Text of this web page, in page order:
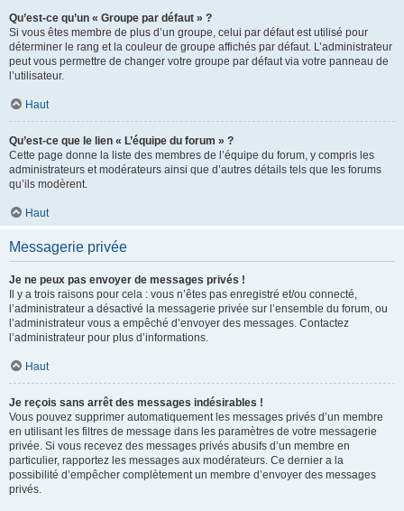
Qu’est-ce qu’un « Groupe par défaut » ?
Si vous êtes membre de plus d’un groupe, celui par défaut est utilisé pour
déterminer le rang et la couleur de groupe affichés par défaut. L’administrateur
peut vous permettre de changer votre groupe par défaut via votre panneau de
l’utilisateur.
Haut
Qu’est-ce que le lien « L’équipe du forum » ?
Cette page donne la liste des membres de l’équipe du forum, y compris les
administrateurs et modérateurs ainsi que d’autres détails tels que les forums
qu’ils modèrent.
Haut
Messagerie privée
Je ne peux pas envoyer de messages privés !
Il y a trois raisons pour cela : vous n’êtes pas enregistré et/ou connecté,
l’administrateur a désactivé la messagerie privée sur l’ensemble du forum, ou
l’administrateur vous a empêché d’envoyer des messages. Contactez
l’administrateur pour plus d’informations.
Haut
Je reçois sans arrêt des messages indésirables !
Vous pouvez supprimer automatiquement les messages privés d’un membre
en utilisant les filtres de message dans les paramètres de votre messagerie
privée. Si vous recevez des messages privés abusifs d’un membre en
particulier, rapportez les messages aux modérateurs. Ce dernier a la
possibilité d’empêcher complètement un membre d’envoyer des messages
privés.